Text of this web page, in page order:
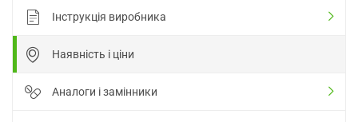
Інструкція виробника
Наявність і ціни
Аналоги і замінники